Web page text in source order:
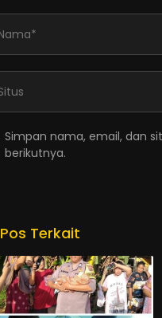
Simpan nama, email, dan
berikutnya.
Pos Terkait